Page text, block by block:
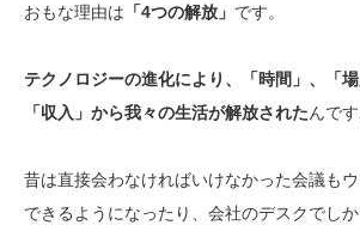
おもな理由は 「4つの解放」 です。
テクノロジーの進化により、「時間」、「場
「収入」から我々の生活が解放されたんです
昔は直接会わなければいけなかった会議も
できるようになったり、会社のデスクでし